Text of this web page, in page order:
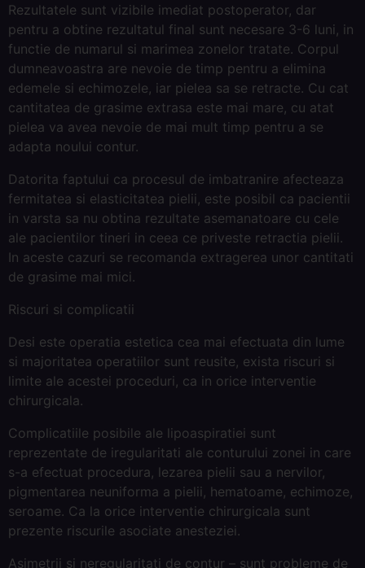
Rezultatele sunt vizibile imediat postoperator, dar
pentru a obtine rezultatul final sunt necesare 3-6 luni, in
functie de numarul si marimea zonelor tratate. Corpul
dumneavoastra are nevoie de timp pentru a elimina
edemele si echimozele, iar pielea sa se retracte. Cu cat
cantitatea de grasime extrasa este mai mare, cu atat
pielea va avea nevoie de mai mult timp pentru a se
adapta noului contur.
Datorita faptului ca procesul de imbatranire afecteaza
fermitatea si elasticitatea pielii, este posibil ca pacientii
in varsta sa nu obtina rezultate asemanatoare cu cele
ale pacientilor tineri in ceea ce priveste retractia pielii.
In aceste cazuri se recomanda extragerea unor cantitati
de grasime mai mici.
Riscuri si complicatii
Desi este operatia estetica cea mai efectuata din lume
si majoritatea operatiilor sunt reusite, exista riscuri si
limite ale acestei proceduri, ca in orice interventie
chirurgicala.
Complicatiile posibile ale lipoaspiratiei sunt
reprezentate de iregularitati ale conturului zonei in care
s-a efectuat procedura, lezarea pielii sau a nervilor,
pigmentarea neuniforma a pielii, hematoame, echimoze,
seroame. Ca la orice interventie chirurgicala sunt
prezente riscurile asociate anesteziei.
Asimetrii si neregularitati de contur – sunt probleme de